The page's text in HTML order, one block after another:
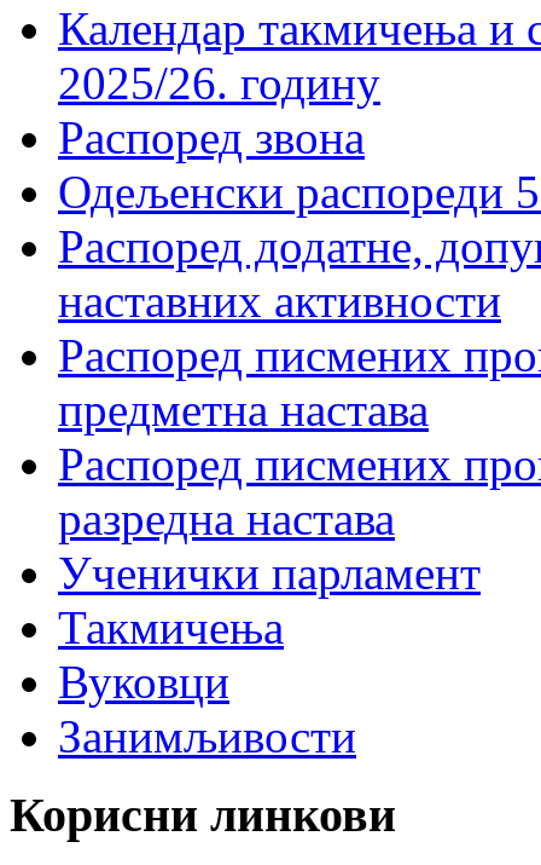
Календар такмичења
2025/26. годину
Распоред звона
Одељенски распореди
Распоред додатне,
наставних активности
Распоред писмених
предметна настава
Распоред писмених
разредна настава
Ученички парламент
Такмичења
Вуковци
Занимљивости
Корисни линкови